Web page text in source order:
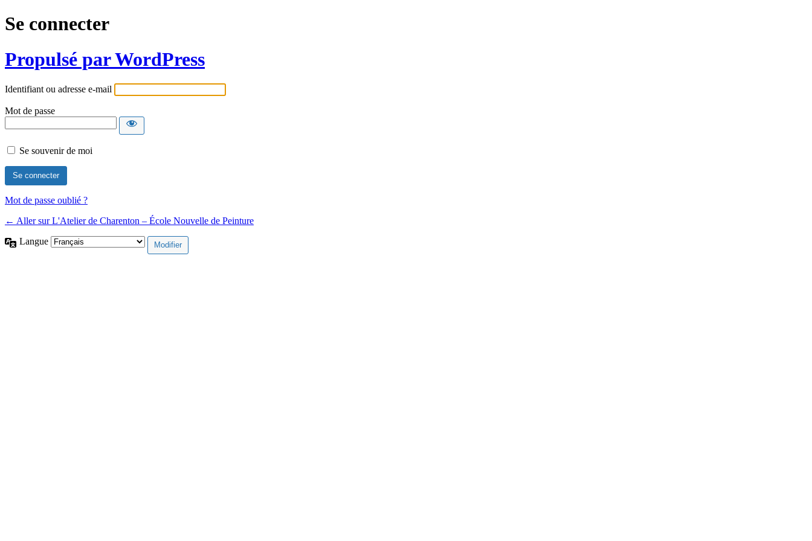
Se connecter
Propulsé par WordPress
Identifiant ou adresse e-mail
Mot de passe
Se souvenir de moi
Mot de passe oublié ?
← Aller sur L'Atelier de Charenton – École Nouvelle de Peinture
Langue